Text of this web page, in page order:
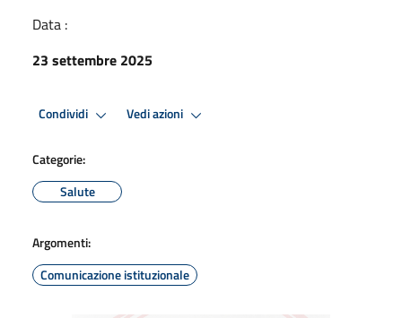
Data :
23 settembre 2025
Condividi Vedi azioni
Categorie:
Salute
Argomenti:
Comunicazione istituzionale